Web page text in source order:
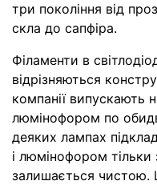
три покоління від
скла до сапфіра.
Філаменти в
відрізняються
компанії випускають
люмінофором по
деяких лампах
і люмінофором тільки
залишається чистою.